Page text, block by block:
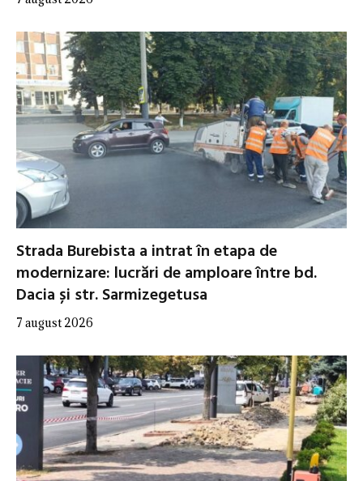
Strada Burebista a intrat în etapa de
modernizare: lucrări de amploare între bd.
Dacia și str. Sarmizegetusa
7 august 2026